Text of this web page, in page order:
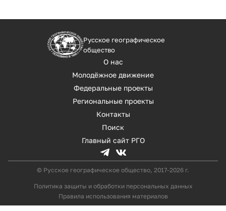
Русское географическое
общество
О нас
Молодёжное движение
Федеральные проекты
Региональные проекты
Контакты
Поиск
Главный сайт РГО
© Русское географическое общество, 2017-2026 г.
Политика защиты и обработки персональных данных
Правила использования материалов